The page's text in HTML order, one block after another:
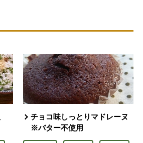
チョコ味しっとりマドレーヌ
※バター不使用